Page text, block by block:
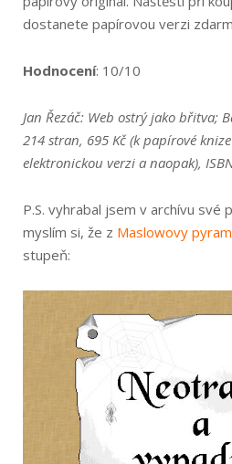
dostanete papírovou verzi
Hodnocení: 10/10
Jan Řezáč: Web ostrý jako břitva;
214 stran, 695 Kč (k papírové
elektronickou verzi a naopak),
P.S. vyhrabal jsem v archívu své
myslím si, že z Maslowovy
stupeň: